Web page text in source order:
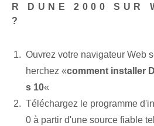
R DUNE 2000 SUR
?
Ouvrez votre navigateur Web
herchez «comment installer
s 10«
Téléchargez le programme
0 à partir d'une source fiable